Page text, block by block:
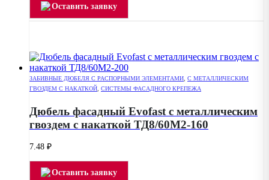
Оставить заявку
ЗАБИВНЫЕ ДЮБЕЛЯ С РАСПОРНЫМИ ЭЛЕМЕНТАМИ С МЕТАЛЛИЧЕСКИМ
ГВОЗДЕМ С НАКАТКОЙ СИСТЕМЫ ФАСАДНОГО КРЕПЕЖА
Дюбель фасадный Evofast с металлическим
гвоздем с накаткой ТД8/60М2-160
7.48 ₽
Оставить заявку